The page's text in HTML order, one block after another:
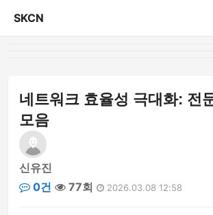
SKCN
네트워크 효율성 극대화: 전
모음
신유진
0건
77회 2026.03.08 12:58